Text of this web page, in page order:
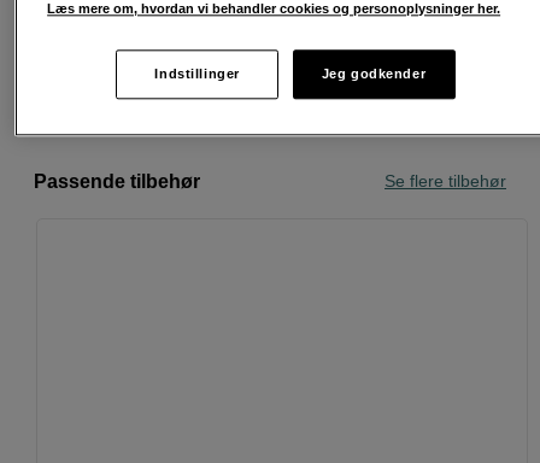
30 dages returret
Personlig service og ekspertrådgivning
Passende tilbehør Se flere tilbehør
Læs mere om, hvordan vi behandler cookies og personoplysninger her.
Indstillinger Jeg godkender